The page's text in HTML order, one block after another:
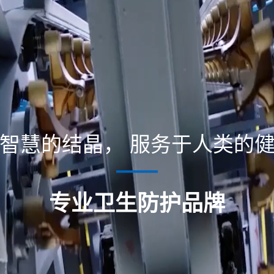
慧的结晶， 服务于人类的
专业卫生防护品牌